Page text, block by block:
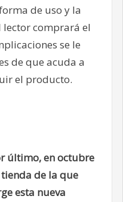
de uso y la
lector comprará el
se le
de que acuda a
el producto.
último, en octubre
de la que
esta nueva